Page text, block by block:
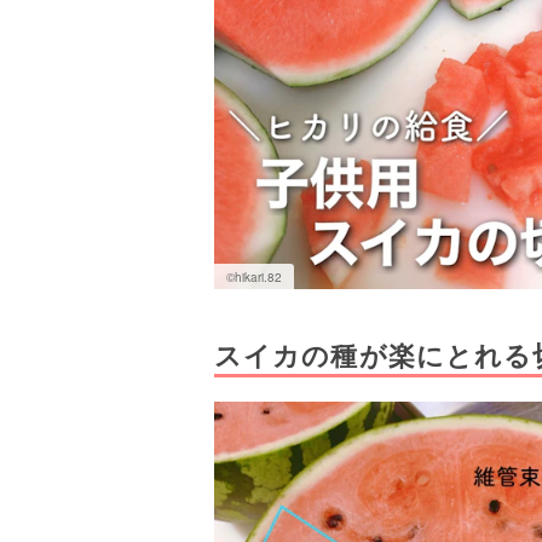
©︎hikari.82
スイカの種が楽にとれる